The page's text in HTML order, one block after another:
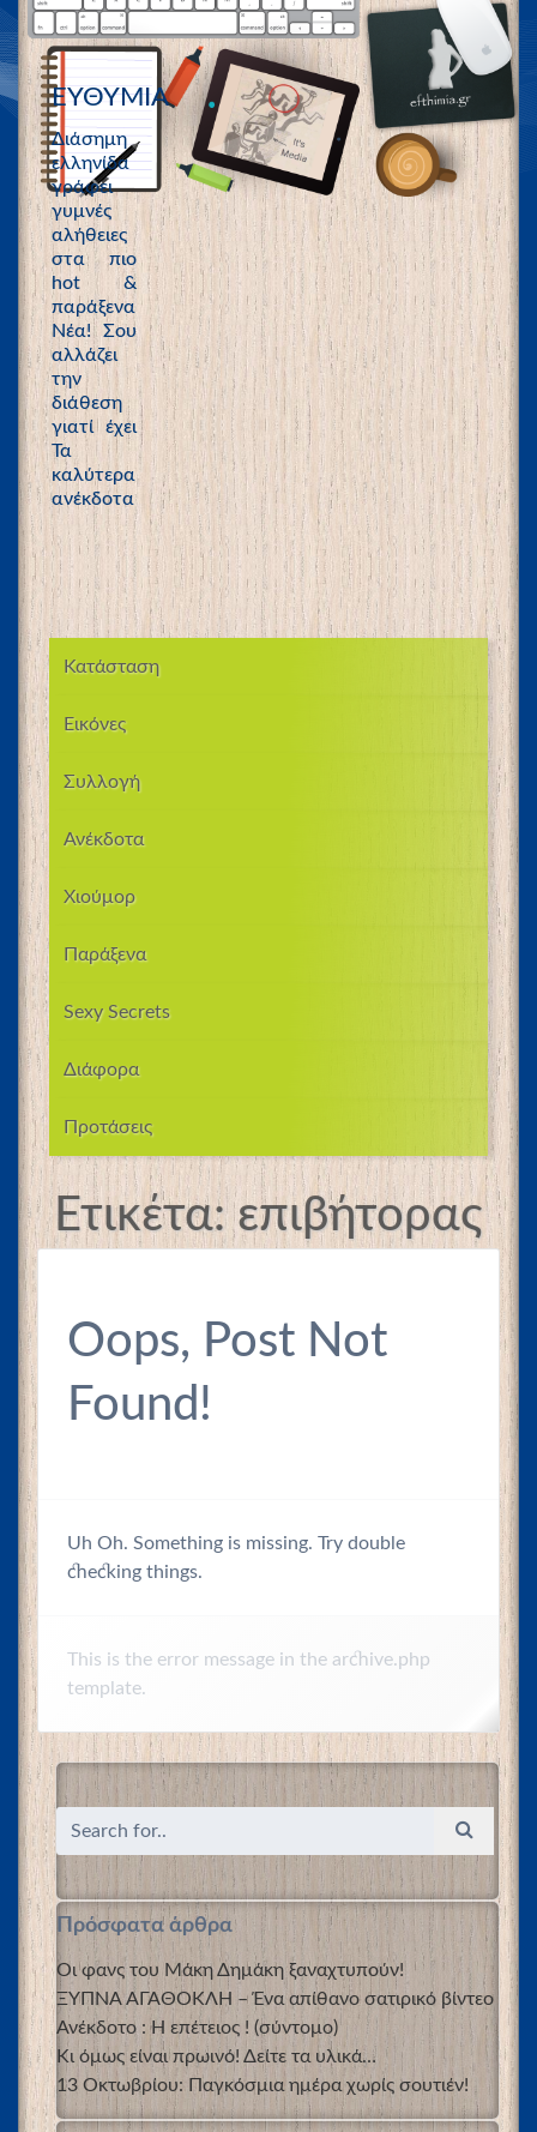
ΕΥΘΥΜΙΑ
Διάσημη
ελληνίδα
γράφει
γυμνές
αλήθειες
στα πιο
hot &
παράξενα
Νέα! Σου
αλλάζει
την
διάθεση
γιατί έχει
Τα
καλύτερα
ανέκδοτα
Κατάσταση
Εικόνες
Συλλογή
Ανέκδοτα
Χιούμορ
Παράξενα
Sexy Secrets
Διάφορα
Προτάσεις
Ετικέτα:επιβήτορας
Oops, Post Not
Found!
Uh Oh. Something is missing. Try double
checking things.
This is the error message in the archive.php
template.
Πρόσφατα άρθρα
Οι φανς του Μάκη Δημάκη ξαναχτυπούν!
ΞΥΠΝΑ ΑΓΑΘΟΚΛΗ – Ένα απίθανο σατιρικό βίντεο
Ανέκδοτο : Η επέτειος ! (σύντομο)
Κι όμως είναι πρωινό! Δείτε τα υλικά…
13 Οκτωβρίου: Παγκόσμια ημέρα χωρίς σουτιέν!